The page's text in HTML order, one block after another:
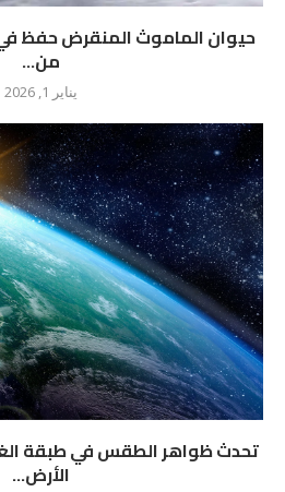
حيوان الماموث المنقرض حفظ
من...
يناير 1, 2026
تحدث ظواهر الطقس في طبقة
الأرض...